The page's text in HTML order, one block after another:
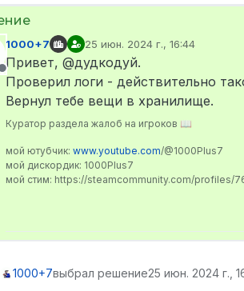
Не в сети
1000+7 25 июн. 2024 г., 16:44
отредактировано
Привет, @дудкодуй.
Проверил логи - действительно
Вернул тебе вещи в хранилище.
Куратор раздела жалоб на игроков 📖
мой ютубчик: www.youtube.com/@1000Plus7
мой дискордик: 1000Plus7
мой стим: https://steamcommunity.com/profiles/
1000+7выбрал решение25 июн. 2024 г.,